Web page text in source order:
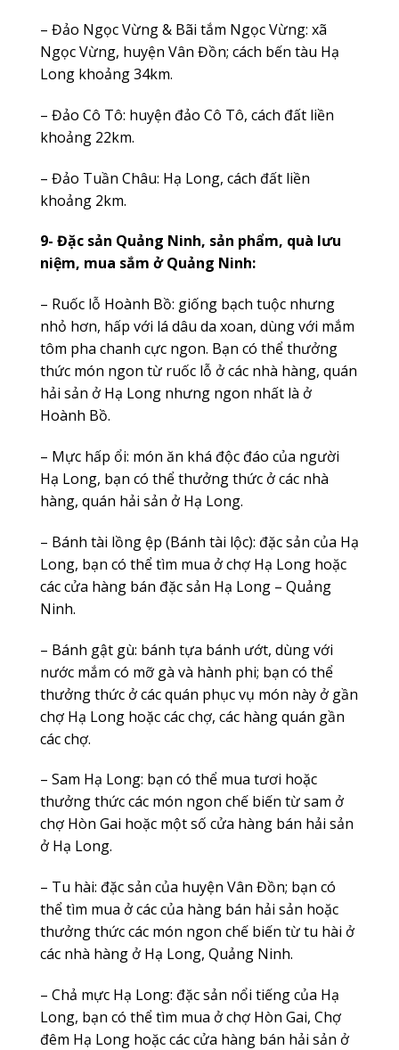
– Đảo Ngọc Vừng & Bãi tắm Ngọc Vừng: xã
Ngọc Vừng, huyện Vân Đồn; cách bến tàu Hạ
Long khoảng 34km.
– Đảo Cô Tô: huyện đảo Cô Tô, cách đất liền
khoảng 22km.
– Đảo Tuần Châu: Hạ Long, cách đất liền
khoảng 2km.
9- Đặc sản Quảng Ninh, sản phẩm, quà lưu
niệm, mua sắm ở Quảng Ninh:
– Ruốc lỗ Hoành Bồ: giống bạch tuộc nhưng
nhỏ hơn, hấp với lá dâu da xoan, dùng với mắm
tôm pha chanh cực ngon. Bạn có thể thưởng
thức món ngon từ ruốc lỗ ở các nhà hàng, quán
hải sản ở Hạ Long nhưng ngon nhất là ở
Hoành Bồ.
– Mực hấp ổi: món ăn khá độc đáo của người
Hạ Long, bạn có thể thưởng thức ở các nhà
hàng, quán hải sản ở Hạ Long.
– Bánh tài lồng ệp (Bánh tài lộc): đặc sản của Hạ
Long, bạn có thể tìm mua ở chợ Hạ Long hoặc
các cửa hàng bán đặc sản Hạ Long – Quảng
Ninh.
– Bánh gật gù: bánh tựa bánh ướt, dùng với
nước mắm có mỡ gà và hành phi; bạn có thể
thưởng thức ở các quán phục vụ món này ở gần
chợ Hạ Long hoặc các chợ, các hàng quán gần
các chợ.
– Sam Hạ Long: bạn có thể mua tươi hoặc
thưởng thức các món ngon chế biến từ sam ở
chợ Hòn Gai hoặc một số cửa hàng bán hải sản
ở Hạ Long.
– Tu hài: đặc sản của huyện Vân Đồn; bạn có
thể tìm mua ở các của hàng bán hải sản hoặc
thưởng thức các món ngon chế biến từ tu hài ở
các nhà hàng ở Hạ Long, Quảng Ninh.
– Chả mực Hạ Long: đặc sản nổi tiếng của Hạ
Long, bạn có thể tìm mua ở chợ Hòn Gai, Chợ
đêm Hạ Long hoặc các cửa hàng bán hải sản ở